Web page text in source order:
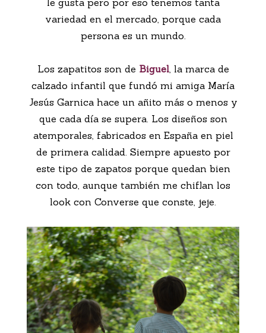
variedad en el mercado, porque cada
persona es un mundo.
Los zapatitos son de Biguel, la marca de
calzado infantil que fundó mi amiga María
Jesús Garnica hace un añito más o menos y
que cada día se supera. Los diseños son
atemporales, fabricados en España en piel
de primera calidad. Siempre apuesto por
este tipo de zapatos porque quedan bien
con todo, aunque también me chiflan los
look con Converse que conste, jeje.